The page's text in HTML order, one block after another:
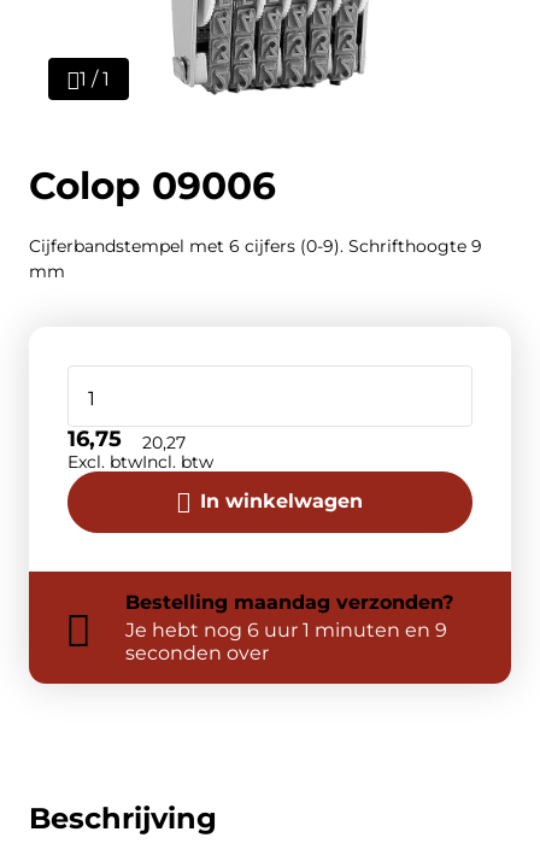
Beschrijving
1 / 1
Colop 09006
Cijferbandstempel met 6 cijfers (0-9). Schrifthoogte 9
mm
In winkelwagen
16,75
Excl. btw
20,27
Incl. btw
Bestelling maandag verzonden?
Je hebt nog 6 uur 1 minuten en 9
seconden over